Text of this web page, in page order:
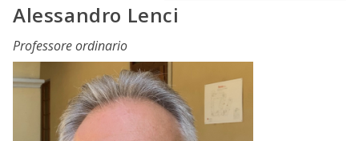
Alessandro Lenci
Professore ordinario